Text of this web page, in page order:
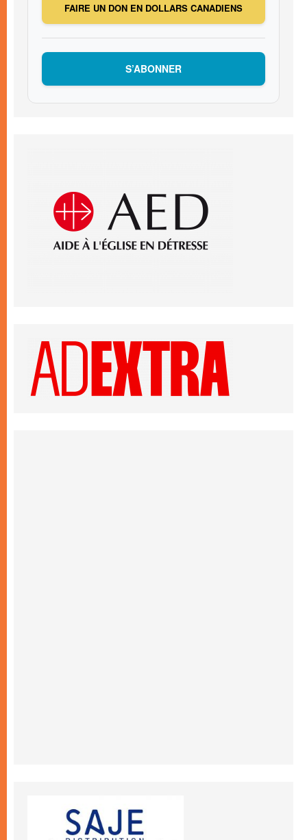
FAIRE UN DON EN DOLLARS CANADIENS
S’ABONNER